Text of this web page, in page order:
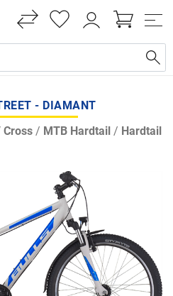
- DIAMANT
Cross / MTB Hardtail / Hardtail